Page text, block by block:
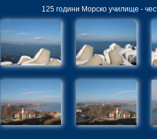
125 години Морско училище -